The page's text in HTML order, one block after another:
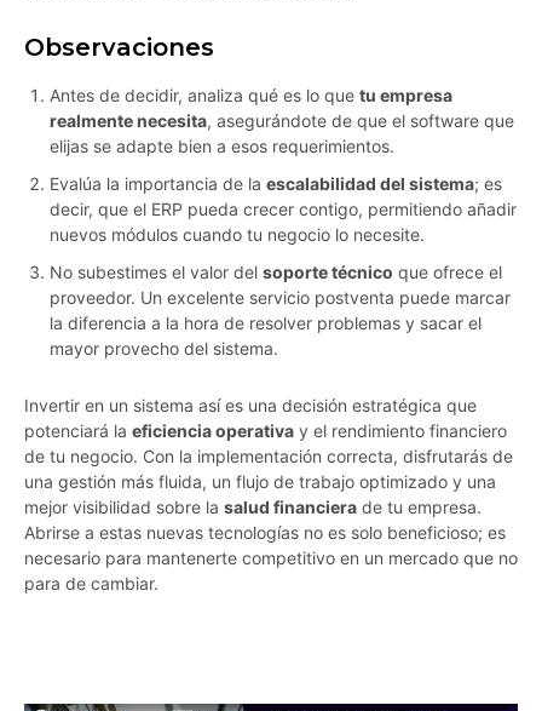
Observaciones
Antes de decidir, analiza qué es lo que tu empresa
realmente necesita, asegurándote de que el software que
elijas se adapte bien a esos requerimientos.
Evalúa la importancia de la escalabilidad del sistema; es
decir, que el ERP pueda crecer contigo, permitiendo añadir
nuevos módulos cuando tu negocio lo necesite.
No subestimes el valor del soporte técnico que ofrece el
proveedor. Un excelente servicio postventa puede marcar
la diferencia a la hora de resolver problemas y sacar el
mayor provecho del sistema.
Invertir en un sistema así es una decisión estratégica que
potenciará la eficiencia operativa y el rendimiento financiero
de tu negocio. Con la implementación correcta, disfrutarás de
una gestión más fluida, un flujo de trabajo optimizado y una
mejor visibilidad sobre la salud financiera de tu empresa.
Abrirse a estas nuevas tecnologías no es solo beneficioso; es
necesario para mantenerte competitivo en un mercado que no
para de cambiar.